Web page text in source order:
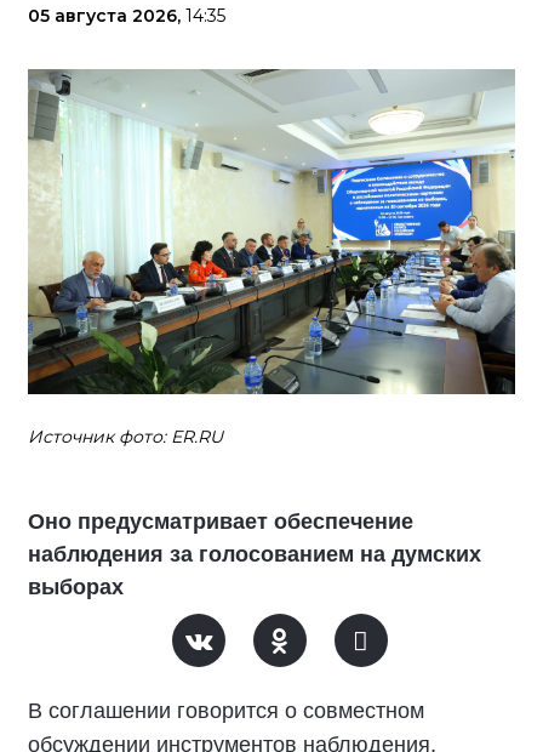
05 августа 2026, 14:35
Источник фото: ER.RU
Оно предусматривает обеспечение
наблюдения за голосованием на думских
выборах
В соглашении говорится о совместном
обсуждении инструментов наблюдения,